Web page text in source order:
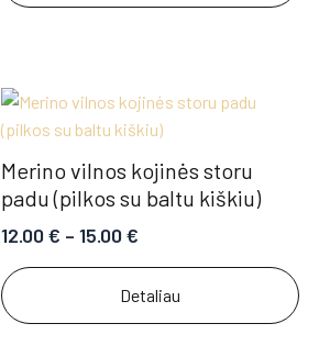
Merino vilnos kojinės storu
padu (pilkos su baltu kiškiu)
12.00€ – 15.00€
Detaliau